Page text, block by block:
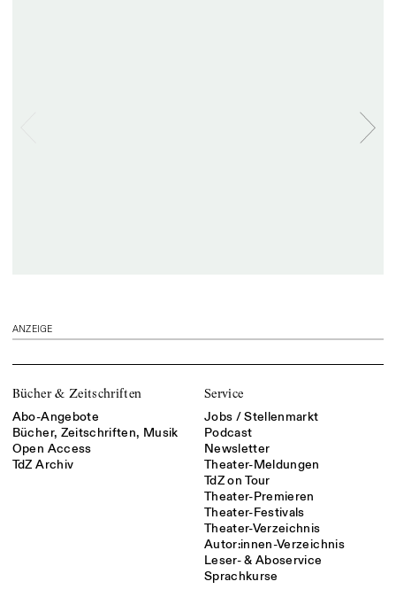
ANZEIGE
Bücher & Zeitschriften
Abo-Angebote
Bücher, Zeitschriften, Musik
Open Access
TdZ Archiv
Service
Jobs / Stellenmarkt
Podcast
Newsletter
Theater-Meldungen
TdZ on Tour
Theater-Premieren
Theater-Festivals
Theater-Verzeichnis
Autor:innen-Verzeichnis
Leser- & Aboservice
Sprachkurse